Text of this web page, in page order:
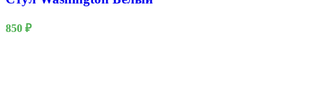
850 ₽